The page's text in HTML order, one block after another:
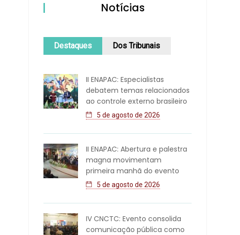
Notícias
Destaques Dos Tribunais
II ENAPAC: Especialistas
debatem temas relacionados
ao controle externo brasileiro
5 de agosto de 2026
II ENAPAC: Abertura e palestra
magna movimentam
primeira manhã do evento
5 de agosto de 2026
IV CNCTC: Evento consolida
comunicação pública como